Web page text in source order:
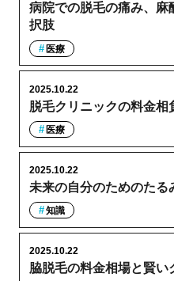
病院での脱毛の痛み、麻
択肢
医療
脱毛クリニックの料金相
2025.10.22
医療
未来の自分のためのたる
2025.10.22
知識
脇脱毛の料金相場と賢い
2025.10.22